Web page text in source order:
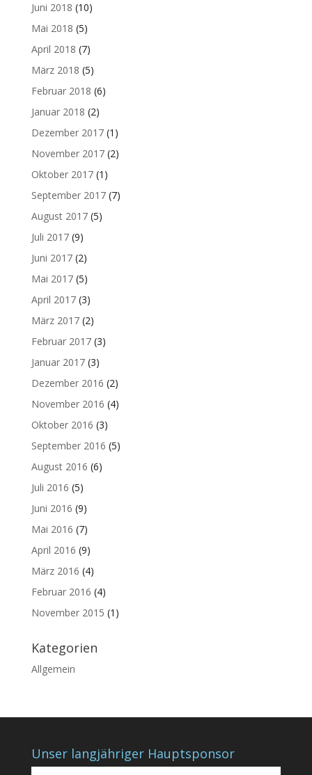
Juni 2018 (10)
Mai 2018 (5)
April 2018 (7)
März 2018 (5)
Februar 2018 (6)
Januar 2018 (2)
Dezember 2017(1)
November 2017(2)
Oktober 2017(1)
September 2017(7)
August 2017(5)
Juli 2017(9)
Juni 2017(2)
Mai 2017(5)
April 2017(3)
März 2017(2)
Februar 2017(3)
Januar 2017(3)
Dezember 2016 (2)
November 2016 (4)
Oktober 2016 (3)
September 2016 (5)
August 2016 (6)
Juli 2016 (5)
Juni 2016 (9)
Mai 2016 (7)
April 2016 (9)
März 2016 (4)
Februar 2016 (4)
November 2015 (1)
Kategorien
Allgemein
Unser langjähriger Hauptsponsor